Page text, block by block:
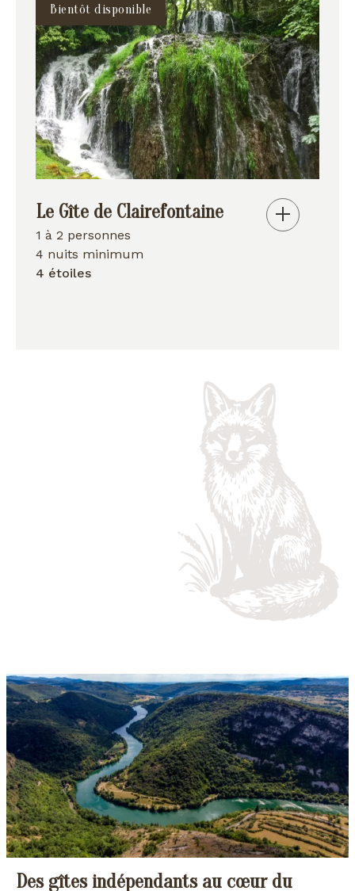
Bientôt disponible
Le Gîte de Clairefontaine
1 à 2 personnes
4 nuits minimum
4 étoiles
Des gîtes indépendants au cœur du